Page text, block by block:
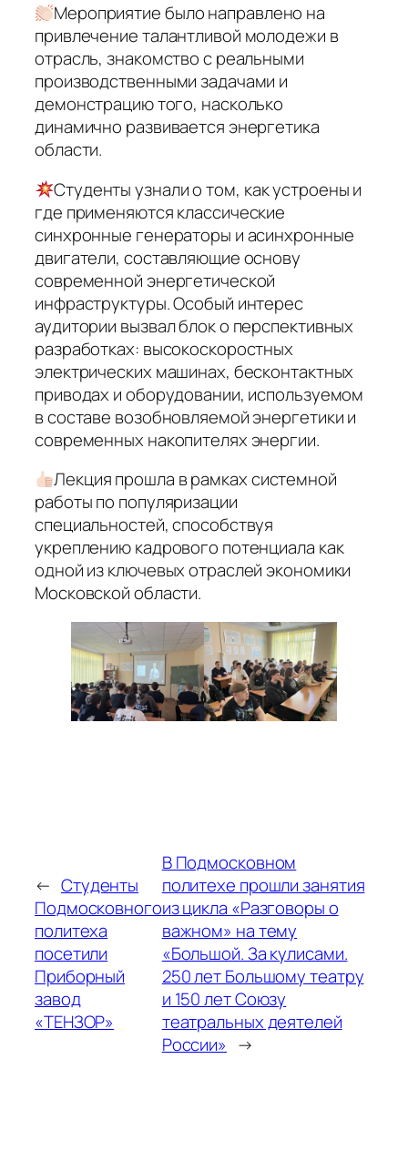
Мероприятие было направлено на
привлечение талантливой молодежи в
отрасль, знакомство с реальными
производственными задачами и
демонстрацию того, насколько
динамично развивается энергетика
области.
Студенты узнали о том, как устроены и
где применяются классические
синхронные генераторы и асинхронные
двигатели, составляющие основу
современной энергетической
инфраструктуры. Особый интерес
аудитории вызвал блок о перспективных
разработках: высокоскоростных
электрических машинах, бесконтактных
приводах и оборудовании, используемом
в составе возобновляемой энергетики и
современных накопителях энергии.
Лекция прошла в рамках системной
работы по популяризации
специальностей, способствуя
укреплению кадрового потенциала как
одной из ключевых отраслей экономики
Московской области.
← Студенты
Подмосковного
политеха
посетили
Приборный
завод
«ТЕНЗОР»
В Подмосковном
политехе прошли занятия
из цикла «Разговоры о
важном» на тему
«Большой. За кулисами.
250 лет Большому театру
и 150 лет Союзу
театральных деятелей
России» →